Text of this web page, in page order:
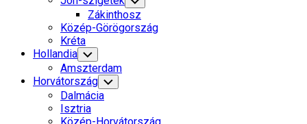
Child
Menu
Zákinthosz
Közép-Görögország
Kréta
Hollandia Toggle
Child
Menu
Amszterdam
Horvátország Toggle
Child
Menu
Dalmácia
Isztria